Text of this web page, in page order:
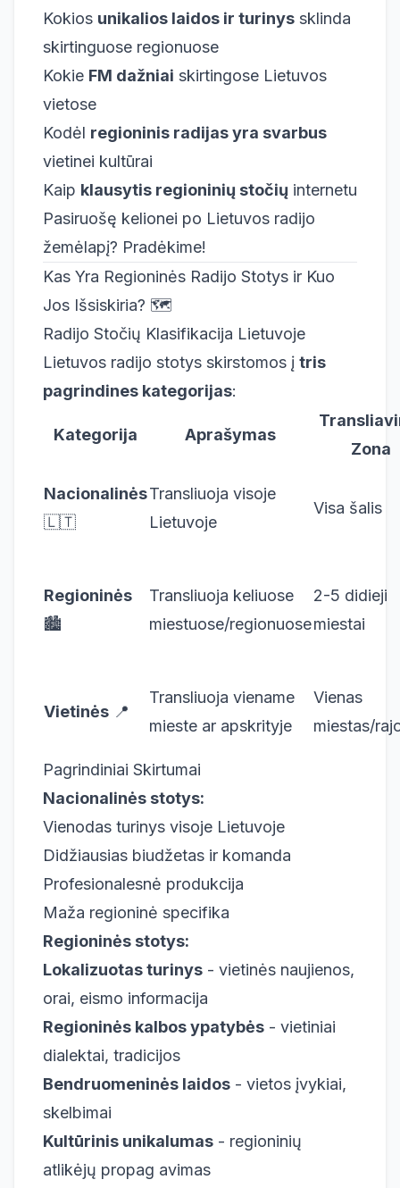
Kokios unikalios laidos ir turinys sklinda
skirtinguose regionuose
Kokie FM dažniai skirtingose Lietuvos
vietose
Kodėl regioninis radijas yra svarbus
vietinei kultūrai
Kaip klausytis regioninių stočių internetu
Pasiruošę kelionei po Lietuvos radijo
žemėlapį? Pradėkime!
Kas Yra Regioninės Radijo Stotys ir Kuo
Jos Išsiskiria? 🗺️
Radijo Stočių Klasifikacija Lietuvoje
Lietuvos radijo stotys skirstomos į tris
pagrindines kategorijas:
Kategorija Aprašymas
Zona
Nacionalinės
🇱🇹
Transliuoja visoje
Lietuvoje
Visa šalis
Regioninės
🏙️
Transliuoja keliuose
miestuose/regionuose
2-5 didieji
miestai
Vietinės 📍
Transliuoja viename
mieste ar apskrityje
Vienas
miestas/
Pagrindiniai Skirtumai
Nacionalinės stotys:
Vienodas turinys visoje Lietuvoje
Didžiausias biudžetas ir komanda
Profesionalesnė produkcija
Maža regioninė specifika
Regioninės stotys:
Lokalizuotas turinys - vietinės naujienos,
orai, eismo informacija
Regioninės kalbos ypatybės - vietiniai
dialektai, tradicijos
Bendruomeninės laidos - vietos įvykiai,
skelbimai
Kultūrinis unikalumas - regioninių
atlikėjų propag avimas